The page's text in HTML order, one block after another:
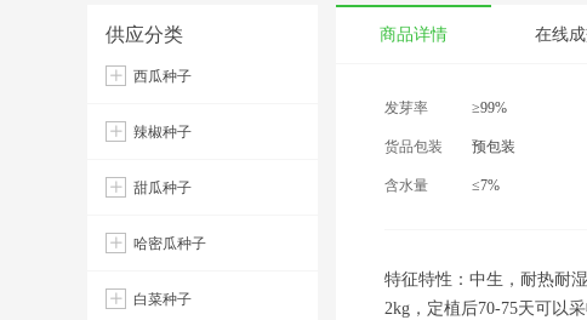
供应分类
西瓜种子
辣椒种子
甜瓜种子
哈密瓜种子
白菜种子
商品详情 在线
发芽率 ≥99%
货品包装 预包装
含水量 ≤7%
特征特性：中生，耐热耐
2kg，定植后70-75天可以